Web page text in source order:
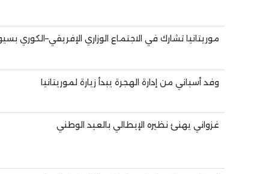
موريتانيا تشارك في الاجتماع الوزاري الإفريقي–الكوري
وفد أسباني من إدارة الهجرة يبدأ زيارة لموريتانيا
غزواني يهنئ نظيره الإيطالي بالعيد الوطني